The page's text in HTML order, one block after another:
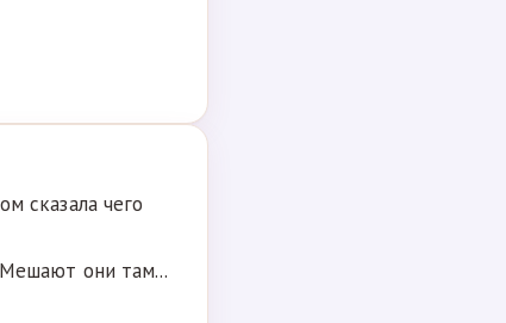
сказала чего
они там...